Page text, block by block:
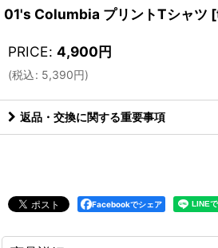
01's Columbia プリントTシャツ [
PRICE: 4,900円
(税込: 5,390円)
返品・交換に関する重要事項
Facebookでシェア